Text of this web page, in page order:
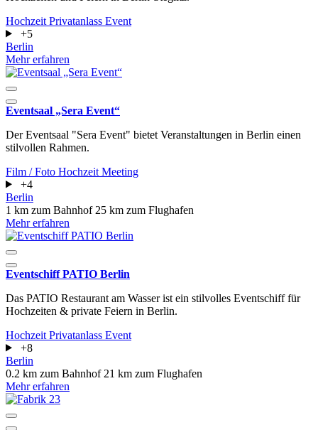
Hochzeit Privatanlass Event
+5
Berlin
Mehr erfahren
Eventsaal „Sera Event“
Der Eventsaal "Sera Event" bietet Veranstaltungen in Berlin einen
stilvollen Rahmen.
Film / Foto Hochzeit Meeting
+4
Berlin
1 km zum Bahnhof 25 km zum Flughafen
Mehr erfahren
Eventschiff PATIO Berlin
Das PATIO Restaurant am Wasser ist ein stilvolles Eventschiff für
Hochzeiten & private Feiern in Berlin.
Hochzeit Privatanlass Event
+8
Berlin
0.2 km zum Bahnhof 21 km zum Flughafen
Mehr erfahren